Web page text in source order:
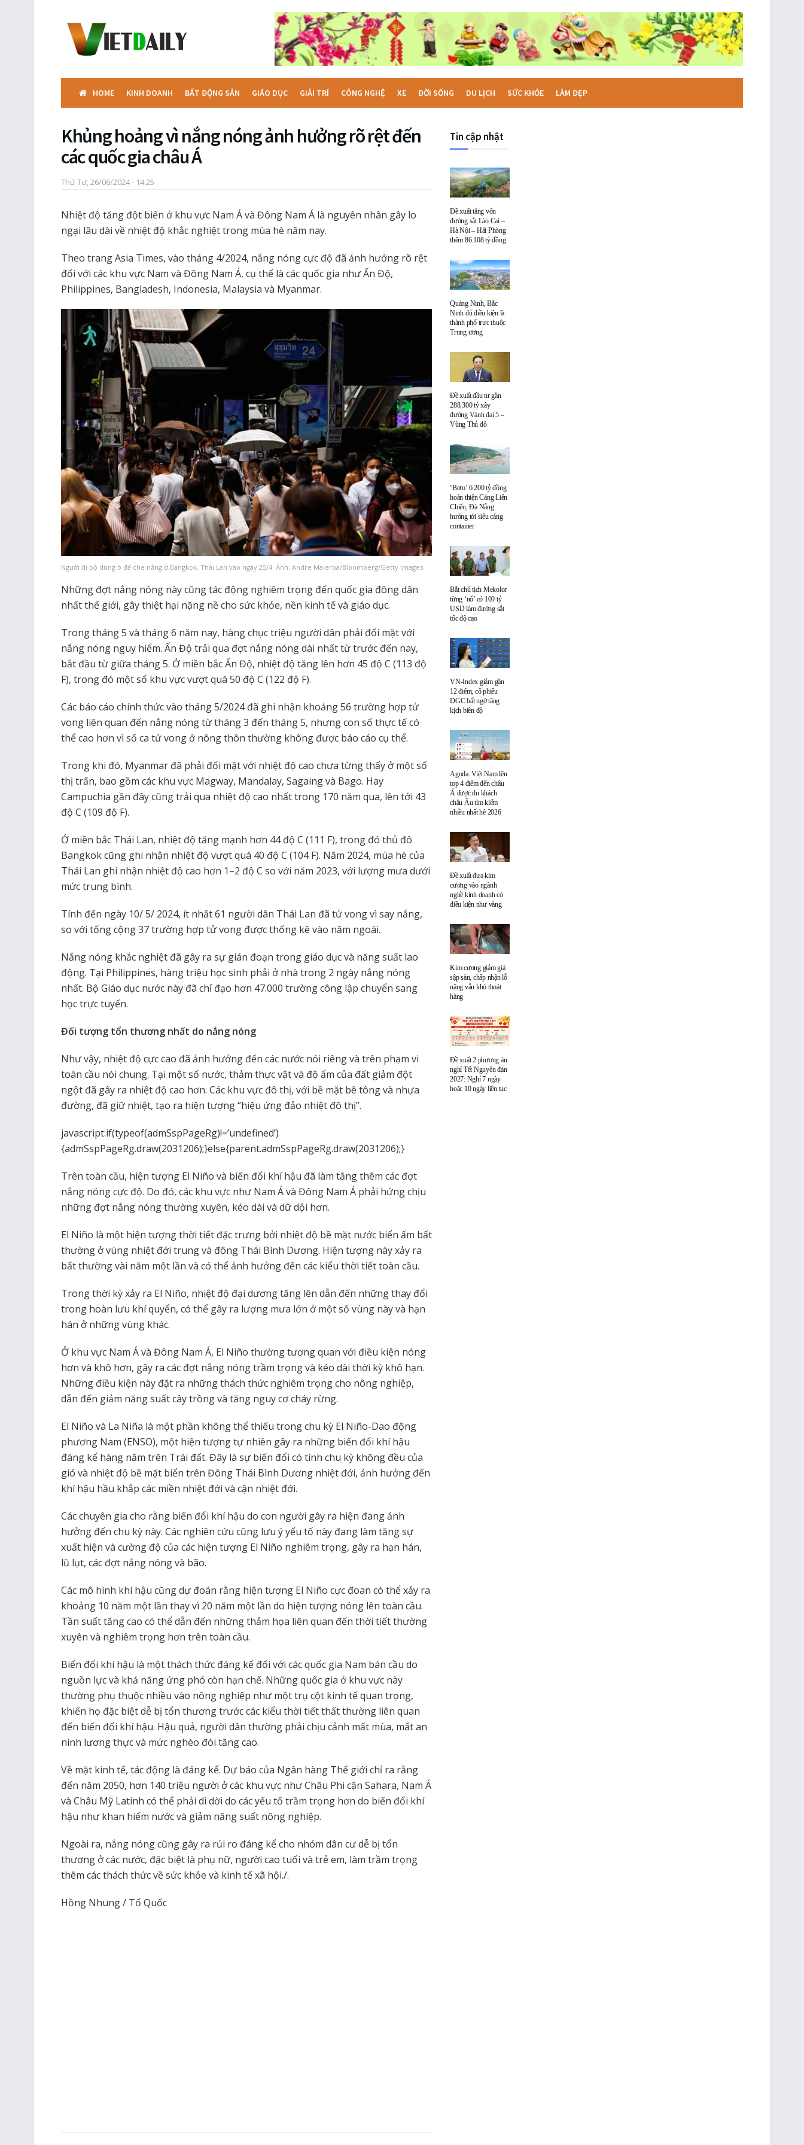
HOME KINH DOANH BẤT ĐỘNG SẢN GIÁO DỤC GIẢI TRÍ CÔNG NGHỆ XE ĐỜI SỐNG DU LỊCH SỨC KHỎE LÀM ĐẸP
Khủng hoảng vì nắng nóng ảnh hưởng rõ rệt đến
các quốc gia châu Á
Thứ Tư, 26/06/2024 - 14:25
Nhiệt độ tăng đột biến ở khu vực Nam Á và Đông Nam Á là nguyên nhân gây lo
ngại lâu dài về nhiệt độ khắc nghiệt trong mùa hè năm nay.
Theo trang Asia Times, vào tháng 4/2024, nắng nóng cực độ đã ảnh hưởng rõ rệt
đối với các khu vực Nam và Đông Nam Á, cụ thể là các quốc gia như Ấn Độ,
Philippines, Bangladesh, Indonesia, Malaysia và Myanmar.
Người đi bộ dùng ô để che nắng ở Bangkok, Thái Lan vào ngày 25/4. Ảnh: Andre Malerba/Bloomberg/Getty Images
Những đợt nắng nóng này cũng tác động nghiêm trọng đến quốc gia đông dân
nhất thế giới, gây thiệt hại nặng nề cho sức khỏe, nền kinh tế và giáo dục.
Trong tháng 5 và tháng 6 năm nay, hàng chục triệu người dân phải đối mặt với
nắng nóng nguy hiểm. Ấn Độ trải qua đợt nắng nóng dài nhất từ trước đến nay,
bắt đầu từ giữa tháng 5. Ở miền bắc Ấn Độ, nhiệt độ tăng lên hơn 45 độ C (113 độ
F), trong đó một số khu vực vượt quá 50 độ C (122 độ F).
Các báo cáo chính thức vào tháng 5/2024 đã ghi nhận khoảng 56 trường hợp tử
vong liên quan đến nắng nóng từ tháng 3 đến tháng 5, nhưng con số thực tế có
thể cao hơn vì số ca tử vong ở nông thôn thường không được báo cáo cụ thể.
Trong khi đó, Myanmar đã phải đối mặt với nhiệt độ cao chưa từng thấy ở một số
thị trấn, bao gồm các khu vực Magway, Mandalay, Sagaing và Bago. Hay
Campuchia gần đây cũng trải qua nhiệt độ cao nhất trong 170 năm qua, lên tới 43
độ C (109 độ F).
Ở miền bắc Thái Lan, nhiệt độ tăng mạnh hơn 44 độ C (111 F), trong đó thủ đô
Bangkok cũng ghi nhận nhiệt độ vượt quá 40 độ C (104 F). Năm 2024, mùa hè của
Thái Lan ghi nhận nhiệt độ cao hơn 1–2 độ C so với năm 2023, với lượng mưa dưới
mức trung bình.
Tính đến ngày 10/ 5/ 2024, ít nhất 61 người dân Thái Lan đã tử vong vì say nắng,
so với tổng cộng 37 trường hợp tử vong được thống kê vào năm ngoái.
Nắng nóng khắc nghiệt đã gây ra sự gián đoạn trong giáo dục và năng suất lao
động. Tại Philippines, hàng triệu học sinh phải ở nhà trong 2 ngày nắng nóng
nhất. Bộ Giáo dục nước này đã chỉ đạo hơn 47.000 trường công lập chuyển sang
học trực tuyến.
Đối tượng tổn thương nhất do nắng nóng
Như vậy, nhiệt độ cực cao đã ảnh hưởng đến các nước nói riêng và trên phạm vi
toàn cầu nói chung. Tại một số nước, thảm thực vật và độ ẩm của đất giảm đột
ngột đã gây ra nhiệt độ cao hơn. Các khu vực đô thị, với bề mặt bê tông và nhựa
đường, đã giữ nhiệt, tạo ra hiện tượng “hiệu ứng đảo nhiệt đô thị”.
javascript:if(typeof(admSspPageRg)!=’undefined’)
{admSspPageRg.draw(2031206);}else{parent.admSspPageRg.draw(2031206);}
Trên toàn cầu, hiện tượng El Niño và biến đổi khí hậu đã làm tăng thêm các đợt
nắng nóng cực độ. Do đó, các khu vực như Nam Á và Đông Nam Á phải hứng chịu
những đợt nắng nóng thường xuyên, kéo dài và dữ dội hơn.
El Niño là một hiện tượng thời tiết đặc trưng bởi nhiệt độ bề mặt nước biển ấm bất
thường ở vùng nhiệt đới trung và đông Thái Bình Dương. Hiện tượng này xảy ra
bất thường vài năm một lần và có thể ảnh hưởng đến các kiểu thời tiết toàn cầu.
Trong thời kỳ xảy ra El Niño, nhiệt độ đại dương tăng lên dẫn đến những thay đổi
trong hoàn lưu khí quyển, có thể gây ra lượng mưa lớn ở một số vùng này và hạn
hán ở những vùng khác.
Ở khu vực Nam Á và Đông Nam Á, El Niño thường tương quan với điều kiện nóng
hơn và khô hơn, gây ra các đợt nắng nóng trầm trọng và kéo dài thời kỳ khô hạn.
Những điều kiện này đặt ra những thách thức nghiêm trọng cho nông nghiệp,
dẫn đến giảm năng suất cây trồng và tăng nguy cơ cháy rừng.
El Niño và La Niña là một phần không thể thiếu trong chu kỳ El Niño-Dao động
phương Nam (ENSO), một hiện tượng tự nhiên gây ra những biến đổi khí hậu
đáng kể hàng năm trên Trái đất. Đây là sự biến đổi có tính chu kỳ không đều của
gió và nhiệt độ bề mặt biển trên Đông Thái Bình Dương nhiệt đới, ảnh hưởng đến
khí hậu hầu khắp các miền nhiệt đới và cận nhiệt đới.
Các chuyên gia cho rằng biến đổi khí hậu do con người gây ra hiện đang ảnh
hưởng đến chu kỳ này. Các nghiên cứu cũng lưu ý yếu tố này đang làm tăng sự
xuất hiện và cường độ của các hiện tượng El Niño nghiêm trọng, gây ra hạn hán,
lũ lụt, các đợt nắng nóng và bão.
Các mô hình khí hậu cũng dự đoán rằng hiện tượng El Niño cực đoan có thể xảy ra
khoảng 10 năm một lần thay vì 20 năm một lần do hiện tượng nóng lên toàn cầu.
Tần suất tăng cao có thể dẫn đến những thảm họa liên quan đến thời tiết thường
xuyên và nghiêm trọng hơn trên toàn cầu.
Biến đổi khí hậu là một thách thức đáng kể đối với các quốc gia Nam bán cầu do
nguồn lực và khả năng ứng phó còn hạn chế. Những quốc gia ở khu vực này
thường phụ thuộc nhiều vào nông nghiệp như một trụ cột kinh tế quan trọng,
khiến họ đặc biệt dễ bị tổn thương trước các kiểu thời tiết thất thường liên quan
đến biến đổi khí hậu. Hậu quả, người dân thường phải chịu cảnh mất mùa, mất an
ninh lương thực và mức nghèo đói tăng cao.
Về mặt kinh tế, tác động là đáng kể. Dự báo của Ngân hàng Thế giới chỉ ra rằng
đến năm 2050, hơn 140 triệu người ở các khu vực như Châu Phi cận Sahara, Nam Á
và Châu Mỹ Latinh có thể phải di dời do các yếu tố trầm trọng hơn do biến đổi khí
hậu như khan hiếm nước và giảm năng suất nông nghiệp.
Ngoài ra, nắng nóng cũng gây ra rủi ro đáng kể cho nhóm dân cư dễ bị tổn
thương ở các nước, đặc biệt là phụ nữ, người cao tuổi và trẻ em, làm trầm trọng
thêm các thách thức về sức khỏe và kinh tế xã hội./.
Hồng Nhung / Tổ Quốc
Tin cập nhật
Đề xuất tăng vốn
đường sắt Lào Cai –
Hà Nội – Hải Phòng
thêm 86.108 tỷ đồng
Quảng Ninh, Bắc
Ninh đủ điều kiện là
thành phố trực thuộc
Trung ương
Đề xuất đầu tư gần
288.300 tỷ xây
đường Vành đai 5 –
Vùng Thủ đô
‘Bơm’ 6.200 tỷ đồng
hoàn thiện Cảng Liên
Chiểu, Đà Nẵng
hướng tới siêu cảng
container
Bắt chủ tịch Mekolor
từng ‘nổ’ có 100 tỷ
USD làm đường sắt
tốc độ cao
VN-Index giảm gần
12 điểm, cổ phiếu
DGC bất ngờ tăng
kịch biên độ
Agoda: Việt Nam lên
top 4 điểm đến châu
Á được du khách
châu Âu tìm kiếm
nhiều nhất hè 2026
Đề xuất đưa kim
cương vào ngành
nghề kinh doanh có
điều kiện như vàng
Kim cương giảm giá
sập sàn, chấp nhận lỗ
nặng vẫn khó thoát
hàng
Đề xuất 2 phương án
nghỉ Tết Nguyên đán
2027: Nghỉ 7 ngày
hoặc 10 ngày liên tục